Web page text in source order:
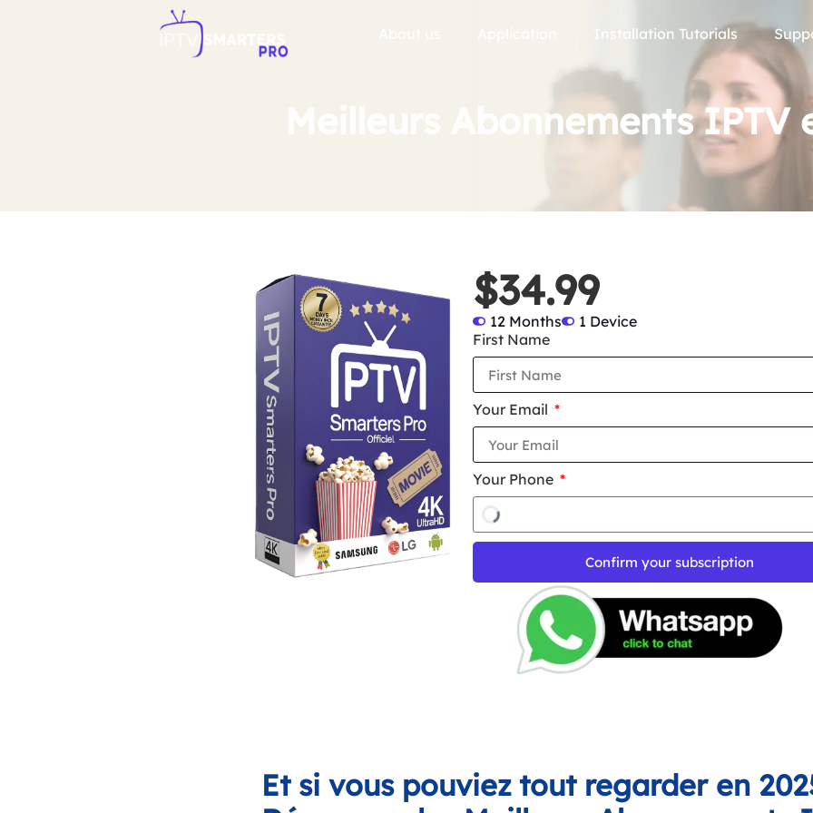
Installation Tutorials
Meilleurs Abonnements IPTV
$34.99
12 Months
1 Device
First Name
Your Email
Your Phone
Confirm your subscription
Et si vous pouviez tout regarder en